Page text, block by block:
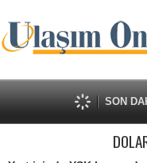
SON